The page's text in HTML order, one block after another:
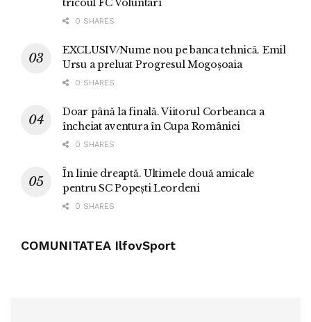
tricoul FC Voluntari
0 SHARES
EXCLUSIV/Nume nou pe banca tehnică. Emil
Ursu a preluat Progresul Mogoșoaia
0 SHARES
Doar până la finală. Viitorul Corbeanca a
încheiat aventura în Cupa României
0 SHARES
În linie dreaptă. Ultimele două amicale
pentru SC Popești Leordeni
0 SHARES
COMUNITATEA IlfovSport